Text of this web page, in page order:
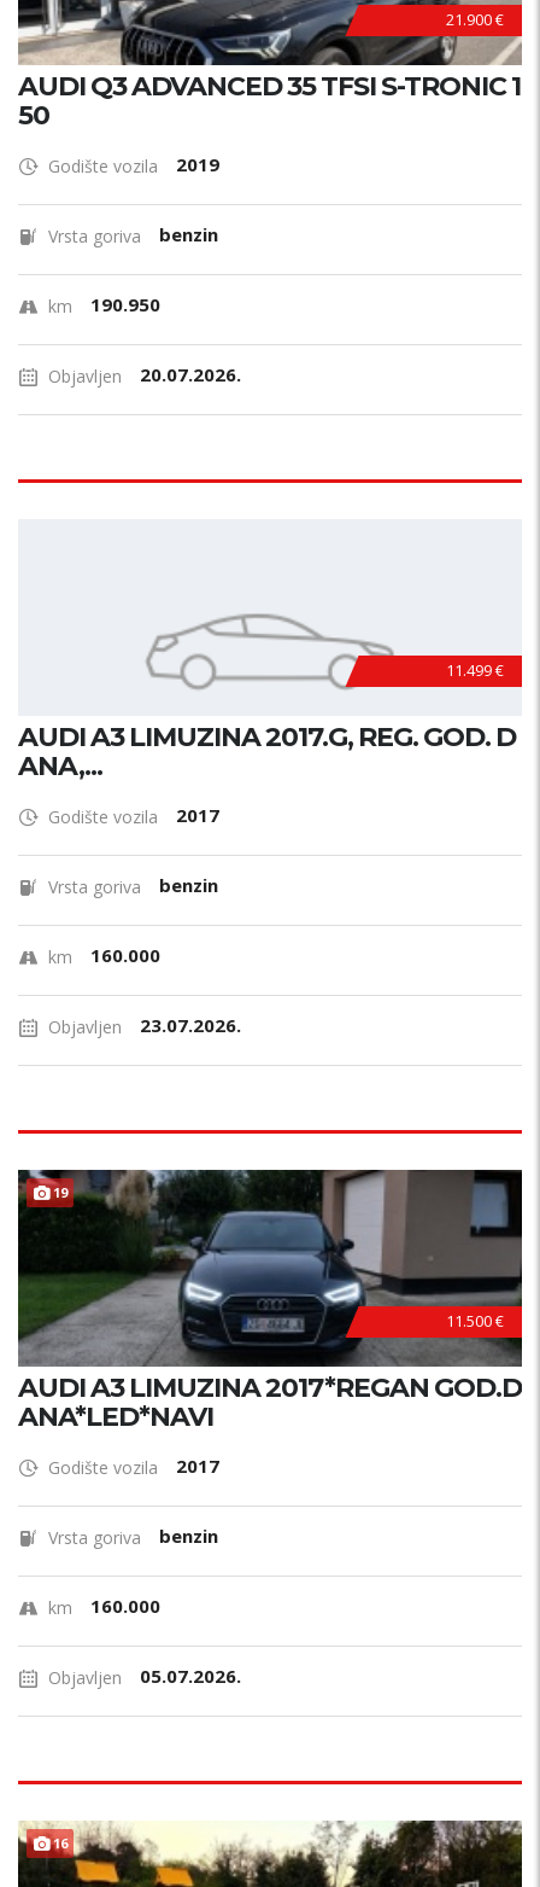
21.900 €
AUDI Q3 ADVANCED 35 TFSI S-TRONIC 1
50
Godište vozila 2019
Vrsta goriva benzin
km 190.950
Objavljen 20.07.2026.
11.499 €
AUDI A3 LIMUZINA 2017.G, REG. GOD. D
ANA,...
Godište vozila 2017
Vrsta goriva benzin
km 160.000
Objavljen 23.07.2026.
19
11.500 €
AUDI A3 LIMUZINA 2017*REGAN GOD.D
ANA*LED*NAVI
Godište vozila 2017
Vrsta goriva benzin
km 160.000
Objavljen 05.07.2026.
16 PRILIKA !